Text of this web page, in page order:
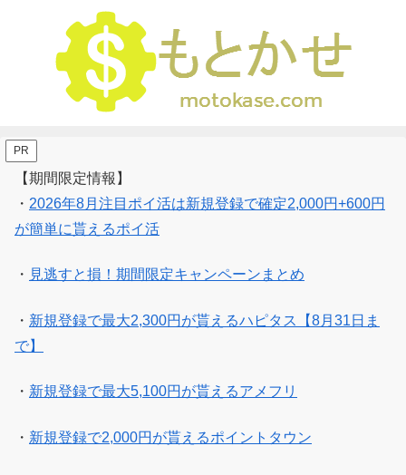
PR
【期間限定情報】
・ 2026年8月注目ポイ活は新規登録で確定2,000円+600円
が簡単に貰えるポイ活
・ 見逃すと損！期間限定キャンペーンまとめ
・ 新規登録で最大2,300円が貰えるハピタス【8月31日ま
で】
・ 新規登録で最大5,100円が貰えるアメフリ
・ 新規登録で2,000円が貰えるポイントタウン